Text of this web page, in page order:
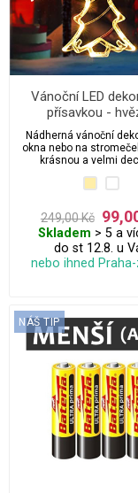
Vánoční LED
přísavkou -
Nádherná vánoční
okna nebo na
krásnou a velmi
249,00 Kč
Skladem > 5 a
do st 12.8. u
nebo ihned
NÁŠ TIP